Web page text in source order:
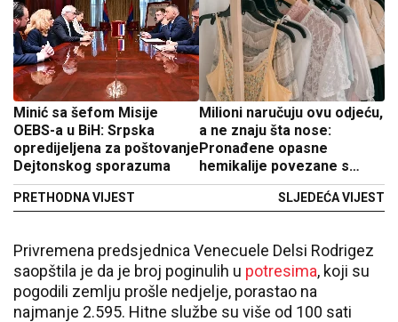
Minić sa šefom Misije
OEBS-a u BiH: Srpska
opredijeljena za poštovanje
Dejtonskog sporazuma
PRETHODNA VIJEST
Milioni naručuju ovu odjeću,
a ne znaju šta nose:
Pronađene opasne
hemikalije povezane s
rakom
SLJEDEĆA VIJEST
Privremena predsjednica Venecuele Delsi Rodrigez
saopštila je da je broj poginulih u potresima, koji su
pogodili zemlju prošle nedjelje, porastao na
najmanje 2.595. Hitne službe su više od 100 sati